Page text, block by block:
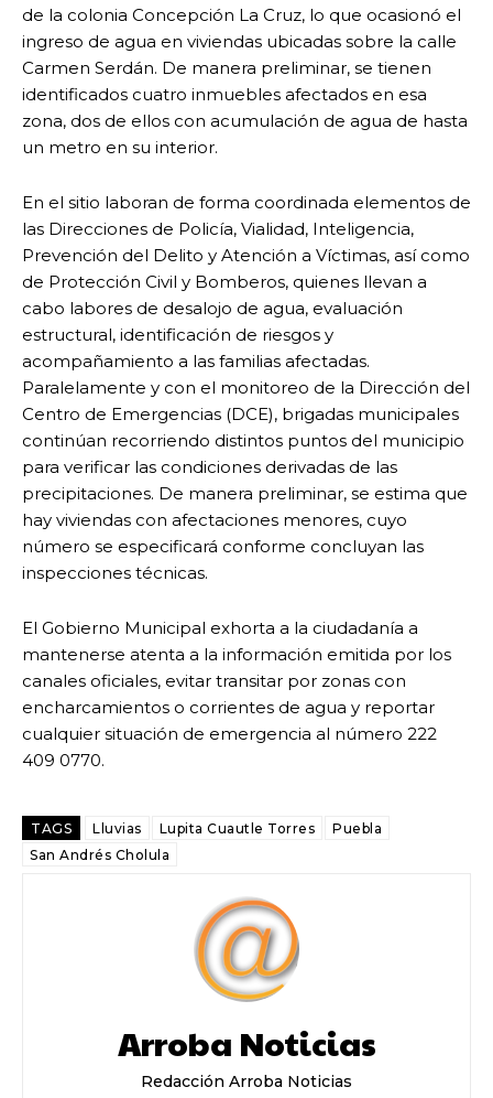
de la colonia Concepción La Cruz, lo que ocasionó el
ingreso de agua en viviendas ubicadas sobre la calle
Carmen Serdán. De manera preliminar, se tienen
identificados cuatro inmuebles afectados en esa
zona, dos de ellos con acumulación de agua de hasta
un metro en su interior.
En el sitio laboran de forma coordinada elementos de
las Direcciones de Policía, Vialidad, Inteligencia,
Prevención del Delito y Atención a Víctimas, así como
de Protección Civil y Bomberos, quienes llevan a
cabo labores de desalojo de agua, evaluación
estructural, identificación de riesgos y
acompañamiento a las familias afectadas.
Paralelamente y con el monitoreo de la Dirección del
Centro de Emergencias (DCE), brigadas municipales
continúan recorriendo distintos puntos del municipio
para verificar las condiciones derivadas de las
precipitaciones. De manera preliminar, se estima que
hay viviendas con afectaciones menores, cuyo
número se especificará conforme concluyan las
inspecciones técnicas.
El Gobierno Municipal exhorta a la ciudadanía a
mantenerse atenta a la información emitida por los
canales oficiales, evitar transitar por zonas con
encharcamientos o corrientes de agua y reportar
cualquier situación de emergencia al número 222
409 0770.
TAGS Lluvias Lupita Cuautle Torres
Puebla
San Andrés Cholula
Arroba Noticias
Redacción Arroba Noticias